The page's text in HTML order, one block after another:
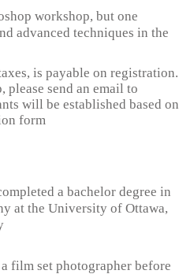
workshop, but one
advanced techniques in the
is payable on registration.
send an email to
will be established based on
form
a bachelor degree in
at the University of Ottawa,
film set photographer before